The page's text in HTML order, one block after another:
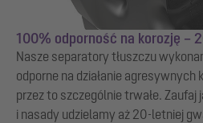
100% odporność na korozję –
Nasze separatory tłuszczu
odporne na działanie
przez to szczególnie trwałe. Zaufaj
i nasady udzielamy aż 20-letniej